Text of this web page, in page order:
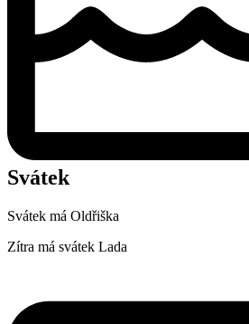
Svátek
Svátek má Oldřiška
Zítra má svátek Lada